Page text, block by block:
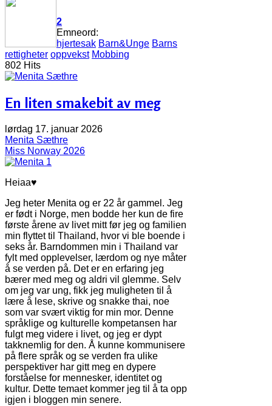
2
Emneord:
hjertesak Barn&Unge Barns
rettigheter oppvekst Mobbing
802 Hits
En liten smakebit av meg
lørdag 17. januar 2026
Menita Sæthre
Miss Norway 2026
Heiaa♥
Jeg heter Menita og er 22 år gammel. Jeg
er født i Norge, men bodde her kun de fire
første årene av livet mitt før jeg og familien
min flyttet til Thailand, hvor vi ble boende i
seks år. Barndommen min i Thailand var
fylt med opplevelser, lærdom og nye måter
å se verden på. Det er en erfaring jeg
bærer med meg og aldri vil glemme. Selv
om jeg var ung, fikk jeg muligheten til å
lære å lese, skrive og snakke thai, noe
som var svært viktig for min mor. Denne
språklige og kulturelle kompetansen har
fulgt meg videre i livet, og jeg er dypt
takknemlig for den. Å kunne kommunisere
på flere språk og se verden fra ulike
perspektiver har gitt meg en dypere
forståelse for mennesker, identitet og
kultur. Dette temaet kommer jeg til å ta opp
igjen i bloggen min senere.